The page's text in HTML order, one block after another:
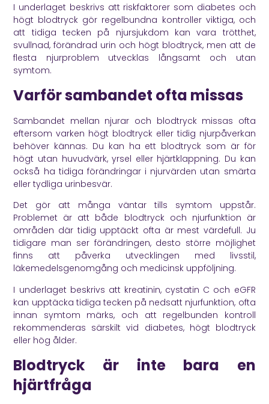
I underlaget beskrivs att riskfaktorer som diabetes och
högt blodtryck gör regelbundna kontroller viktiga, och
att tidiga tecken på njursjukdom kan vara trötthet,
svullnad, förändrad urin och högt blodtryck, men att de
flesta njurproblem utvecklas långsamt och utan
symtom.
Varför sambandet ofta missas
Sambandet mellan njurar och blodtryck missas ofta
eftersom varken högt blodtryck eller tidig njurpåverkan
behöver kännas. Du kan ha ett blodtryck som är för
högt utan huvudvärk, yrsel eller hjärtklappning. Du kan
också ha tidiga förändringar i njurvärden utan smärta
eller tydliga urinbesvär.
Det gör att många väntar tills symtom uppstår.
Problemet är att både blodtryck och njurfunktion är
områden där tidig upptäckt ofta är mest värdefull. Ju
tidigare man ser förändringen, desto större möjlighet
finns att påverka utvecklingen med livsstil,
läkemedelsgenomgång och medicinsk uppföljning.
I underlaget beskrivs att kreatinin, cystatin C och eGFR
kan upptäcka tidiga tecken på nedsatt njurfunktion, ofta
innan symtom märks, och att regelbunden kontroll
rekommenderas särskilt vid diabetes, högt blodtryck
eller hög ålder.
Blodtryck är inte bara en
hjärtfråga